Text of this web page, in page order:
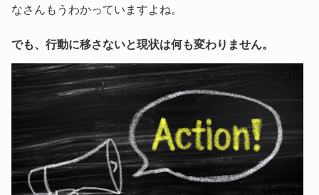
なさんもうわかっていますよね。
でも、行動に移さないと現状は何も変わりません。